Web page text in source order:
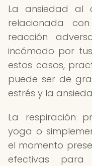
La ansiedad al
relacionada
reacción
incómodo por
estos casos,
puede ser de
estrés y la
La respiración
yoga o
el momento
efectivas